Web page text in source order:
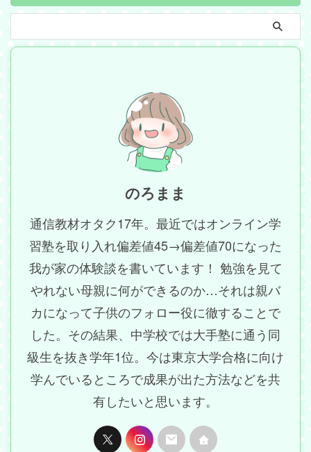
のろまま
通信教材オタク17年。最近ではオンライン学
習塾を取り入れ偏差値45→偏差値70になった
我が家の体験談を書いています！ 勉強を見て
やれない母親に何ができるのか…それは親バ
カになって子供のフォロー役に徹することで
した。その結果、中学校では大手塾に通う同
級生を抜き学年1位。今は東京大学合格に向け
学んでいるところで成果が出た方法などを共
有したいと思います。